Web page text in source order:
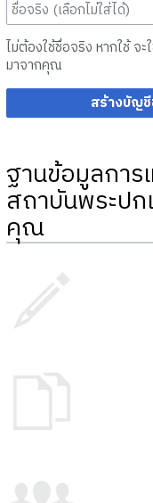
ไม่ต้องใช้ชื่อจริง หากใช้ จ
มาจากคุณ
สร้างบัญ
ฐานข้อมูลการ
สถาบันพระปก
คุณ